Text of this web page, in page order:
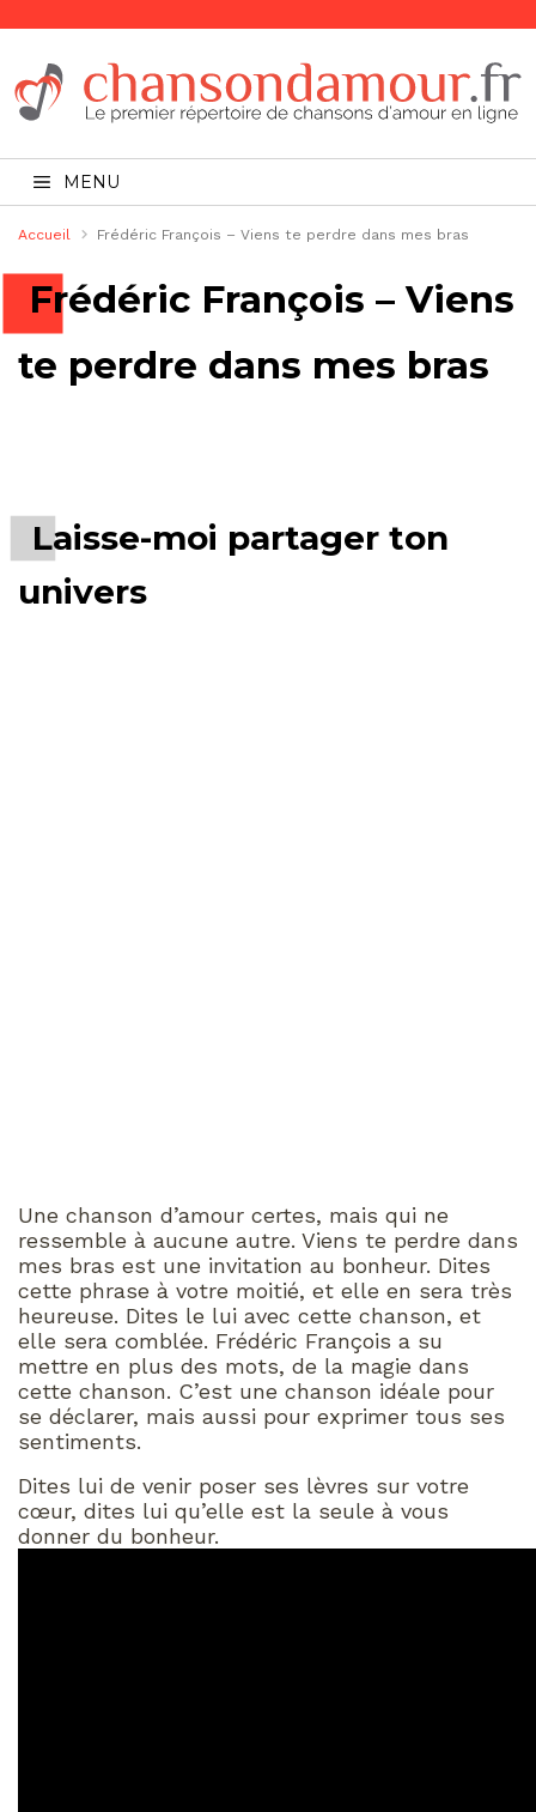
MENU
Accueil Frédéric François – Viens te perdre dans mes bras
Frédéric François – Viens
te perdre dans mes bras
Laisse-moi partager ton
univers
Une chanson d’amour certes, mais qui ne
ressemble à aucune autre. Viens te perdre dans
mes bras est une invitation au bonheur. Dites
cette phrase à votre moitié, et elle en sera très
heureuse. Dites le lui avec cette chanson, et
elle sera comblée. Frédéric François a su
mettre en plus des mots, de la magie dans
cette chanson. C’est une chanson idéale pour
se déclarer, mais aussi pour exprimer tous ses
sentiments.
Dites lui de venir poser ses lèvres sur votre
cœur, dites lui qu’elle est la seule à vous
donner du bonheur.